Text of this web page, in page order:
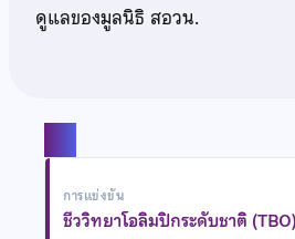
ดูแลของมูลนิธิ สอวน.
การแข่งขัน
ชีววิทยาโอลิมปิกระดับชาติ (TBO)